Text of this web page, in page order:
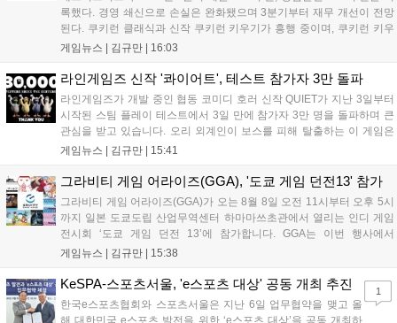
록했다. 경영 쇄신으로 손실은 완화됐으며 3분기부터 재무 개선이 전망
된다. 쿠키런 클래식과 신작 쿠키런 키우기가 흥행 중이며, 쿠키런 키우
기는 13일 첫 업데이트를 시작으로 2주 간격의 콘텐츠를 제공한다. 또한
이다. 회사는 비용 효율화와 신작 흥행을 통해 하반기 실적 턴어라운드
게임뉴스 | 김규만 | 16:03
라인게임즈 신작 '콰이어트', 테스트 참가자 3만 돌파
라인게임즈가 개발 중인 협동 코미디 호러 신작 QUIET가 지난 3일부터
시작된 스팀 플레이 테스트에서 3일 만에 참가자 3만 명을 돌파하며 큰
관심을 받고 있습니다. 오리 외계인이 보스를 피해 탈출하는 이 게임은
최대 4인 협동을 지원하며, 소음 관리와 물리 법칙을 활용한 전략적 플레
을 개선 중이며, 상세 정보는 스팀 페이지에서 확인 가능합니다....
게임뉴스 | 김규만 | 15:41
그라비티 게임 어라이즈(GGA), '도쿄 게임 던전13' 참가
그라비티 게임 어라이즈(GGA)가 오는 8월 8일 오전 11시부터 오후 5시
까지 일본 도쿄도립 산업무역센터 하마마쓰초관에서 열리는 인디 게임
전시회 ‘도쿄 게임 던전 13’에 참가합니다. GGA는 이번 행사에서
‘JALECO ARCADE COLLECTION’ 시리즈의 미공개 작품 12종을 최초
입니다. 시연 참여 관람객에게는 선착순으로 특별 굿즈를 증정하며, 인
게임뉴스 | 김규만 | 15:38
KeSPA-스포츠서울, 'e스포츠 대상' 공동 개최 추진
한국e스포츠협회와 스포츠서울은 지난 6일 업무협약을 맺고 올
해 대한민국 e스포츠 발전을 위한 ‘e스포츠 대상’을 공동 개최하
1